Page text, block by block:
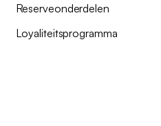
Reserveonderdelen
Loyaliteitsprogramma